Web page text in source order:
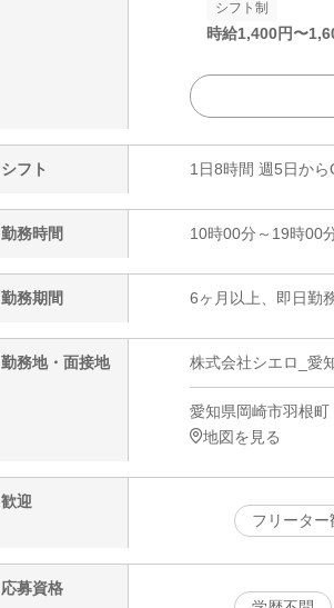
シフト制
時給1,400円〜
シフト 1日8時間 週5日から
勤務時間 10時00分～19時00
勤務期間 6ヶ月以上、即日勤
勤務地・面接地 株式会社シエロ_愛
愛知県岡崎市羽根町
地図を見る
歓迎
フリーター
応募資格